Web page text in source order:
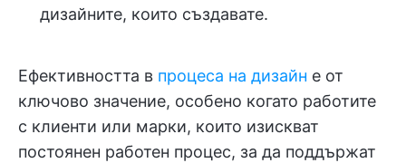
дизайните, които създавате.
Ефективността в процеса на дизайн е от
ключово значение, особено когато работите
с клиенти или марки, които изискват
постоянен работен процес, за да поддържат